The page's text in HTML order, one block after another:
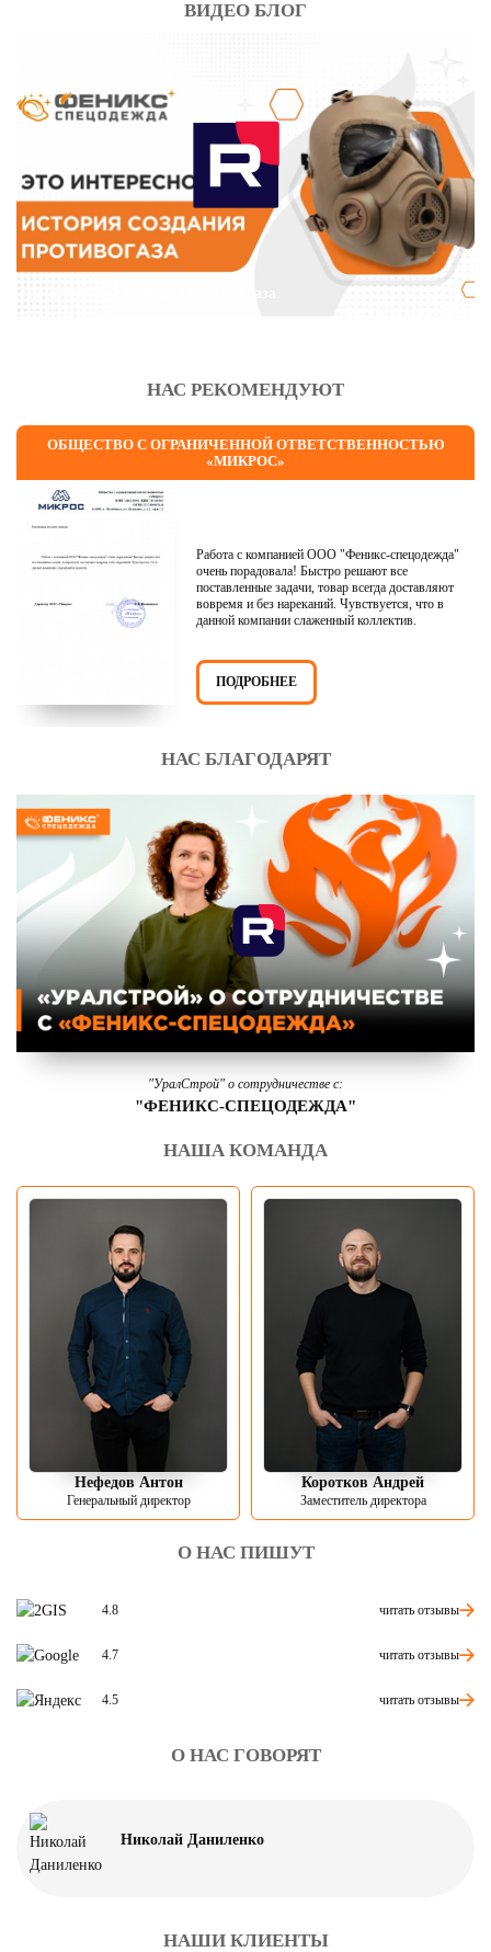
ВИДЕО БЛОГ
НАС РЕКОМЕНДУЮТ
ОБЩЕСТВО С ОГРАНИЧЕННОЙ ОТВЕТСТВЕННОСТЬЮ
«МИКРОС»
Работа с компанией ООО "Феникс-спецодежда"
очень порадовала! Быстро решают все
поставленные задачи, товар всегда доставляют
вовремя и без нареканий. Чувствуется, что в
данной компании слаженный коллектив.
ПОДРОБНЕЕ
НАС БЛАГОДАРЯТ
"УралСтрой" о сотрудничестве с:
"ФЕНИКС-СПЕЦОДЕЖДА"
НАША КОМАНДА
Нефедов Антон
Генеральный директор
Коротков Андрей
Заместитель директора
О НАС ПИШУТ
4.8 читать отзывы
4.7 читать отзывы
4.5 читать отзывы
О НАС ГОВОРЯТ
Николай Даниленко
НАШИ КЛИЕНТЫ